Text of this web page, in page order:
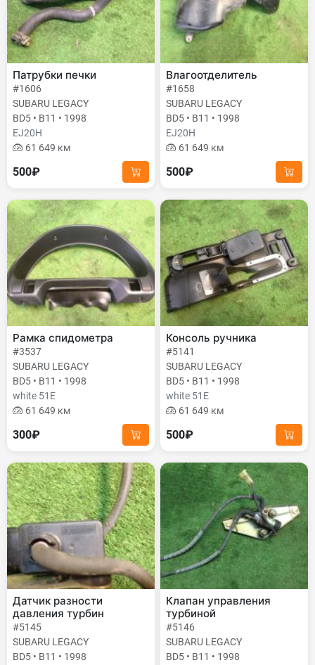
Патрубки печки
#1606
SUBARU LEGACY
BD5 • B11 • 1998
EJ20H
61 649 км
500₽
Влагоотделитель
#1658
SUBARU LEGACY
BD5 • B11 • 1998
EJ20H
61 649 км
500₽
Рамка спидометра
#3537
SUBARU LEGACY
BD5 • B11 • 1998
white 51E
61 649 км
300₽
Консоль ручника
#5141
SUBARU LEGACY
BD5 • B11 • 1998
white 51E
61 649 км
500₽
Датчик разности
давления турбин
#5145
SUBARU LEGACY
BD5 • B11 • 1998
Клапан управления
турбиной
#5146
SUBARU LEGACY
BD5 • B11 • 1998